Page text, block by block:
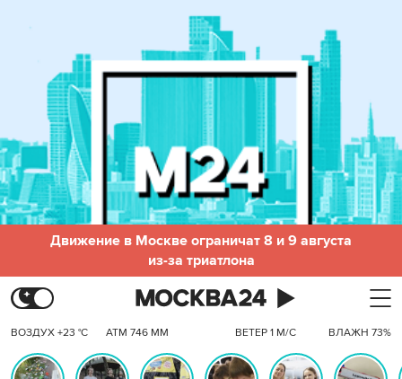
Движение в Москве ограничат 8 и 9 августа
из-за триатлона
ВОЗДУХ +23 °C АТМ 746 ММ ВЕТЕР 1 М/С ВЛАЖН 73%